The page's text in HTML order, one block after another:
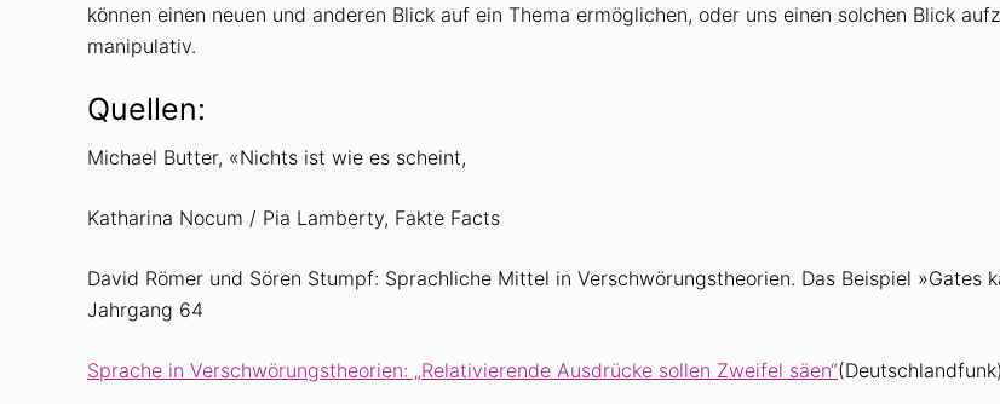
können einen neuen und anderen Blick auf ein Thema ermöglichen, oder uns einen solchen Blick
manipulativ.
Quellen:
Michael Butter, «Nichts ist wie es scheint,
Katharina Nocum / Pia Lamberty, Fakte Facts
David Römer und Sören Stumpf: Sprachliche Mittel in Verschwörungstheorien. Das Beispiel
Jahrgang 64
Sprache in Verschwörungstheorien: „Relativierende Ausdrücke sollen Zweifel säen“(Deutschlandfunk)